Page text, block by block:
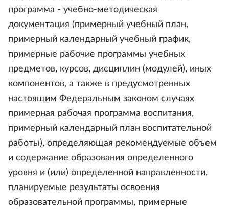
программа - учебно-методическая
документация (примерный учебный план,
примерный календарный учебный график,
примерные рабочие программы учебных
предметов, курсов, дисциплин (модулей), иных
компонентов, а также в предусмотренных
настоящим Федеральным законом случаях
примерная рабочая программа воспитания,
примерный календарный план воспитательной
работы), определяющая рекомендуемые объем
и содержание образования определенного
уровня и (или) определенной направленности,
планируемые результаты освоения
образовательной программы, примерные